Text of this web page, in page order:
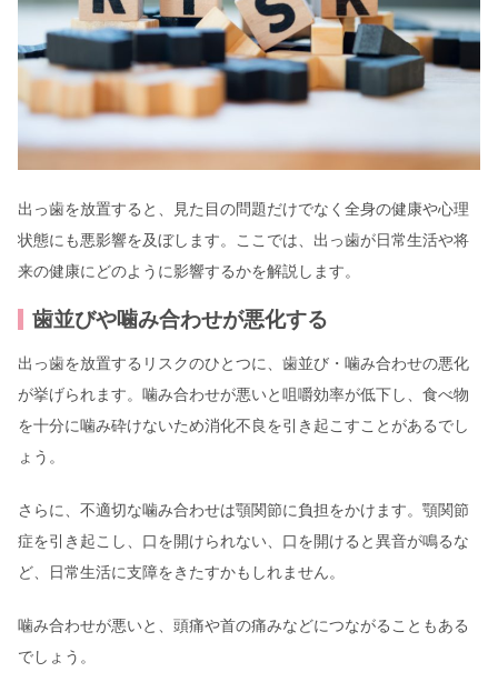
出っ歯を放置すると、見た目の問題だけでなく全身の健康や心理
状態にも悪影響を及ぼします。ここでは、出っ歯が日常生活や将
来の健康にどのように影響するかを解説します。
歯並びや噛み合わせが悪化する
出っ歯を放置するリスクのひとつに、歯並び・噛み合わせの悪化
が挙げられます。噛み合わせが悪いと咀嚼効率が低下し、食べ物
を十分に噛み砕けないため消化不良を引き起こすことがあるでし
ょう。
さらに、不適切な噛み合わせは顎関節に負担をかけます。顎関節
症を引き起こし、口を開けられない、口を開けると異音が鳴るな
ど、日常生活に支障をきたすかもしれません。
噛み合わせが悪いと、頭痛や首の痛みなどにつながることもある
でしょう。